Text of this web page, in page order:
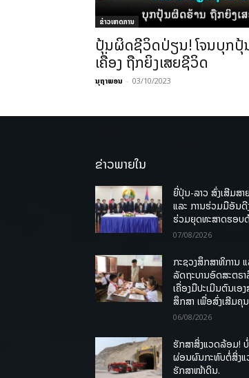
ຂ່າວເຫດການ
ປຸ້ນຜິດຊີວິດປ່ຽນ! ໂຈນບຸກປຸ້
ເຄື່ອງ ຖືກຍິງເສຍຊີວິດ
ນຸຖາພອນ - 03/10/2023
ຂ່າວພາຍໃນ
ຍີ່ປຸ່ນ-ລາວ ສົ່ງເສີມສ
ແລະ ການຮ່ວມມືອັນດີ
ຮ່ວມຍຸດທະສາດຮອບ
07/08/2026
ກະຊວງສຶກສາທິການ
ລັດຖະບານອົດສະຕຣ
ເຄື່ອງມືປະເມີນຕົນເອ
ສຶກສາ ເພື່ອສົ່ງເສີມຄຸ
06/08/2026
ຮັກສາສິ່ງແວດລ້ອມ!
ຜ່ອນຜົນກະທົບຕໍ່ສິ່ງ
ຮັກສາໜ້າດິນ.